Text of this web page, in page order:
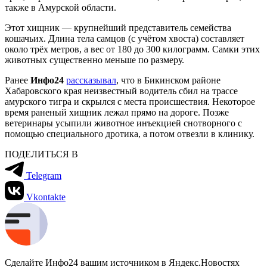
также в Амурской области.
Этот хищник — крупнейший представитель семейства
кошачьих. Длина тела самцов (с учётом хвоста) составляет
около трёх метров, а вес от 180 до 300 килограмм. Самки этих
животных существенно меньше по размеру.
Ранее Инфо24 рассказывал, что в Бикинском районе
Хабаровского края неизвестный водитель сбил на трассе
амурского тигра и скрылся с места происшествия. Некоторое
время раненый хищник лежал прямо на дороге. Позже
ветеринары усыпили животное инъекцией снотворного с
помощью специального дротика, а потом отвезли в клинику.
ПОДЕЛИТЬСЯ В
Telegram
Vkontakte
Сделайте Инфо24 вашим источником в Яндекс.Новостях